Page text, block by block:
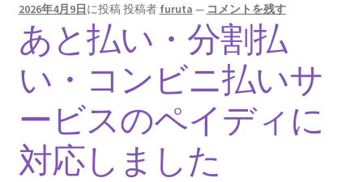
2026年4月9日に投稿投稿者 furuta — コメントを残す
あと払い・分割払
い・コンビニ払いサ
ービスのペイディに
対応しました